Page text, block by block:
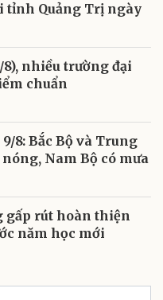
tỉnh Quảng Trị ngày
nhiều trường đại
chuẩn
8: Bắc Bộ và Trung
Nam Bộ có mưa
gấp rút hoàn thiện
năm học mới